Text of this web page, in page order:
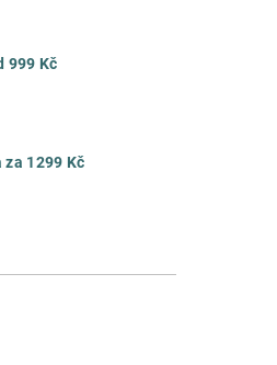
999 Kč
za 1299 Kč